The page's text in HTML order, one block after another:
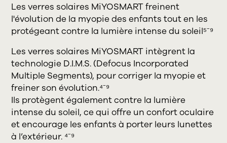
Les verres solaires MiYOSMART freinent
l'évolution de la myopie des enfants tout en les
protégeant contre la lumière intense du soleil⁵⁻⁹
Les verres solaires MiYOSMART intègrent la
technologie D.I.M.S. (Defocus Incorporated
Multiple Segments), pour corriger la myopie et
freiner son évolution.⁴⁻⁹
Ils protègent également contre la lumière
intense du soleil, ce qui offre un confort oculaire
et encourage les enfants à porter leurs lunettes
à l’extérieur. ⁴⁻⁹